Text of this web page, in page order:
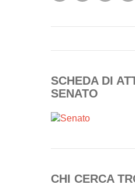
SCHEDA DI
SENATO
CHI CERCA